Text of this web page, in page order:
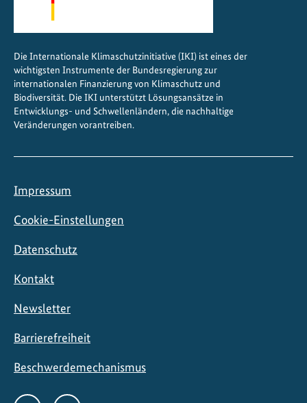
l
i
m
a
Die Internationale Klimaschutzinitiative (IKI) ist eines der
wichtigsten Instrumente der Bundesregierung zur
internationalen Finanzierung von Klimaschutz und
Biodiversität. Die IKI unterstützt Lösungsansätze in
Entwicklungs- und Schwellenländern, die nachhaltige
Veränderungen vorantreiben.
Impressum
Cookie-Einstellungen
Datenschutz
Kontakt
Newsletter
Barrierefreiheit
Beschwerdemechanismus
Social